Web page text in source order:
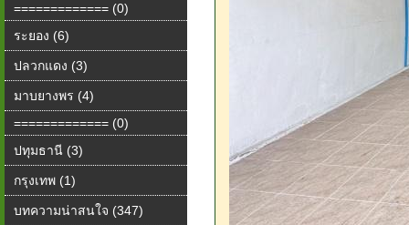
============= (0)
ระยอง (6)
ปลวกแดง (3)
มาบยางพร (4)
============= (0)
ปทุมธานี (3)
กรุงเทพ (1)
บทความน่าสนใจ (347)